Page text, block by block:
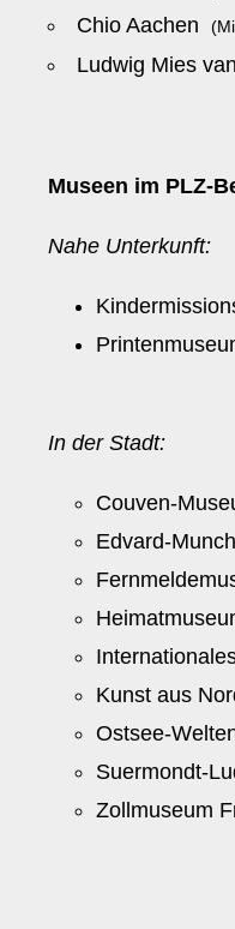
Chio Aachen
Ludwig Mies
Museen im PLZ-
Nahe Unterkunft:
In der Stadt:
Couven-
Edvard-
Kunst aus
Ostsee-
Suermondt-
Zollmuseum